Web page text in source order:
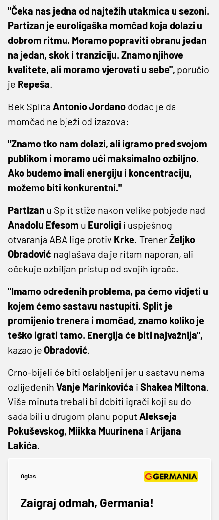
"Čeka nas jedna od najtežih utakmica u sezoni.
Partizan je euroligaška momčad koja dolazi u
dobrom ritmu. Moramo popraviti obranu jedan
na jedan, skok i tranziciju. Znamo njihove
kvalitete, ali moramo vjerovati u sebe", poručio
je Repeša.
Bek Splita Antonio Jordano dodao je da
momčad ne bježi od izazova:
"Znamo tko nam dolazi, ali igramo pred svojom
publikom i moramo ući maksimalno ozbiljno.
Ako budemo imali energiju i koncentraciju,
možemo biti konkurentni."
Partizan u Split stiže nakon velike pobjede nad
Anadolu Efesom u Euroligi i uspješnog
otvaranja ABA lige protiv Krke. TrenerŽeljko
Obradović naglašava da je ritam naporan, ali
očekuje ozbiljan pristup od svojih igrača.
"Imamo određenih problema, pa ćemo vidjeti u
kojem ćemo sastavu nastupiti. Split je
promijenio trenera i momčad, znamo koliko je
teško igrati tamo. Energija će biti najvažnija",
kazao je Obradović.
Crno-bijeli će biti oslabljeni jer u sastavu nema
ozlijeđenih Vanje Marinkovića i Shakea Miltona.
Više minuta trebali bi dobiti igrači koji su do
sada bili u drugom planu poput Alekseja
Pokuševskog, Miikka Muurinena i Arijana
Lakića.
Oglas
Zaigraj odmah, Germania!